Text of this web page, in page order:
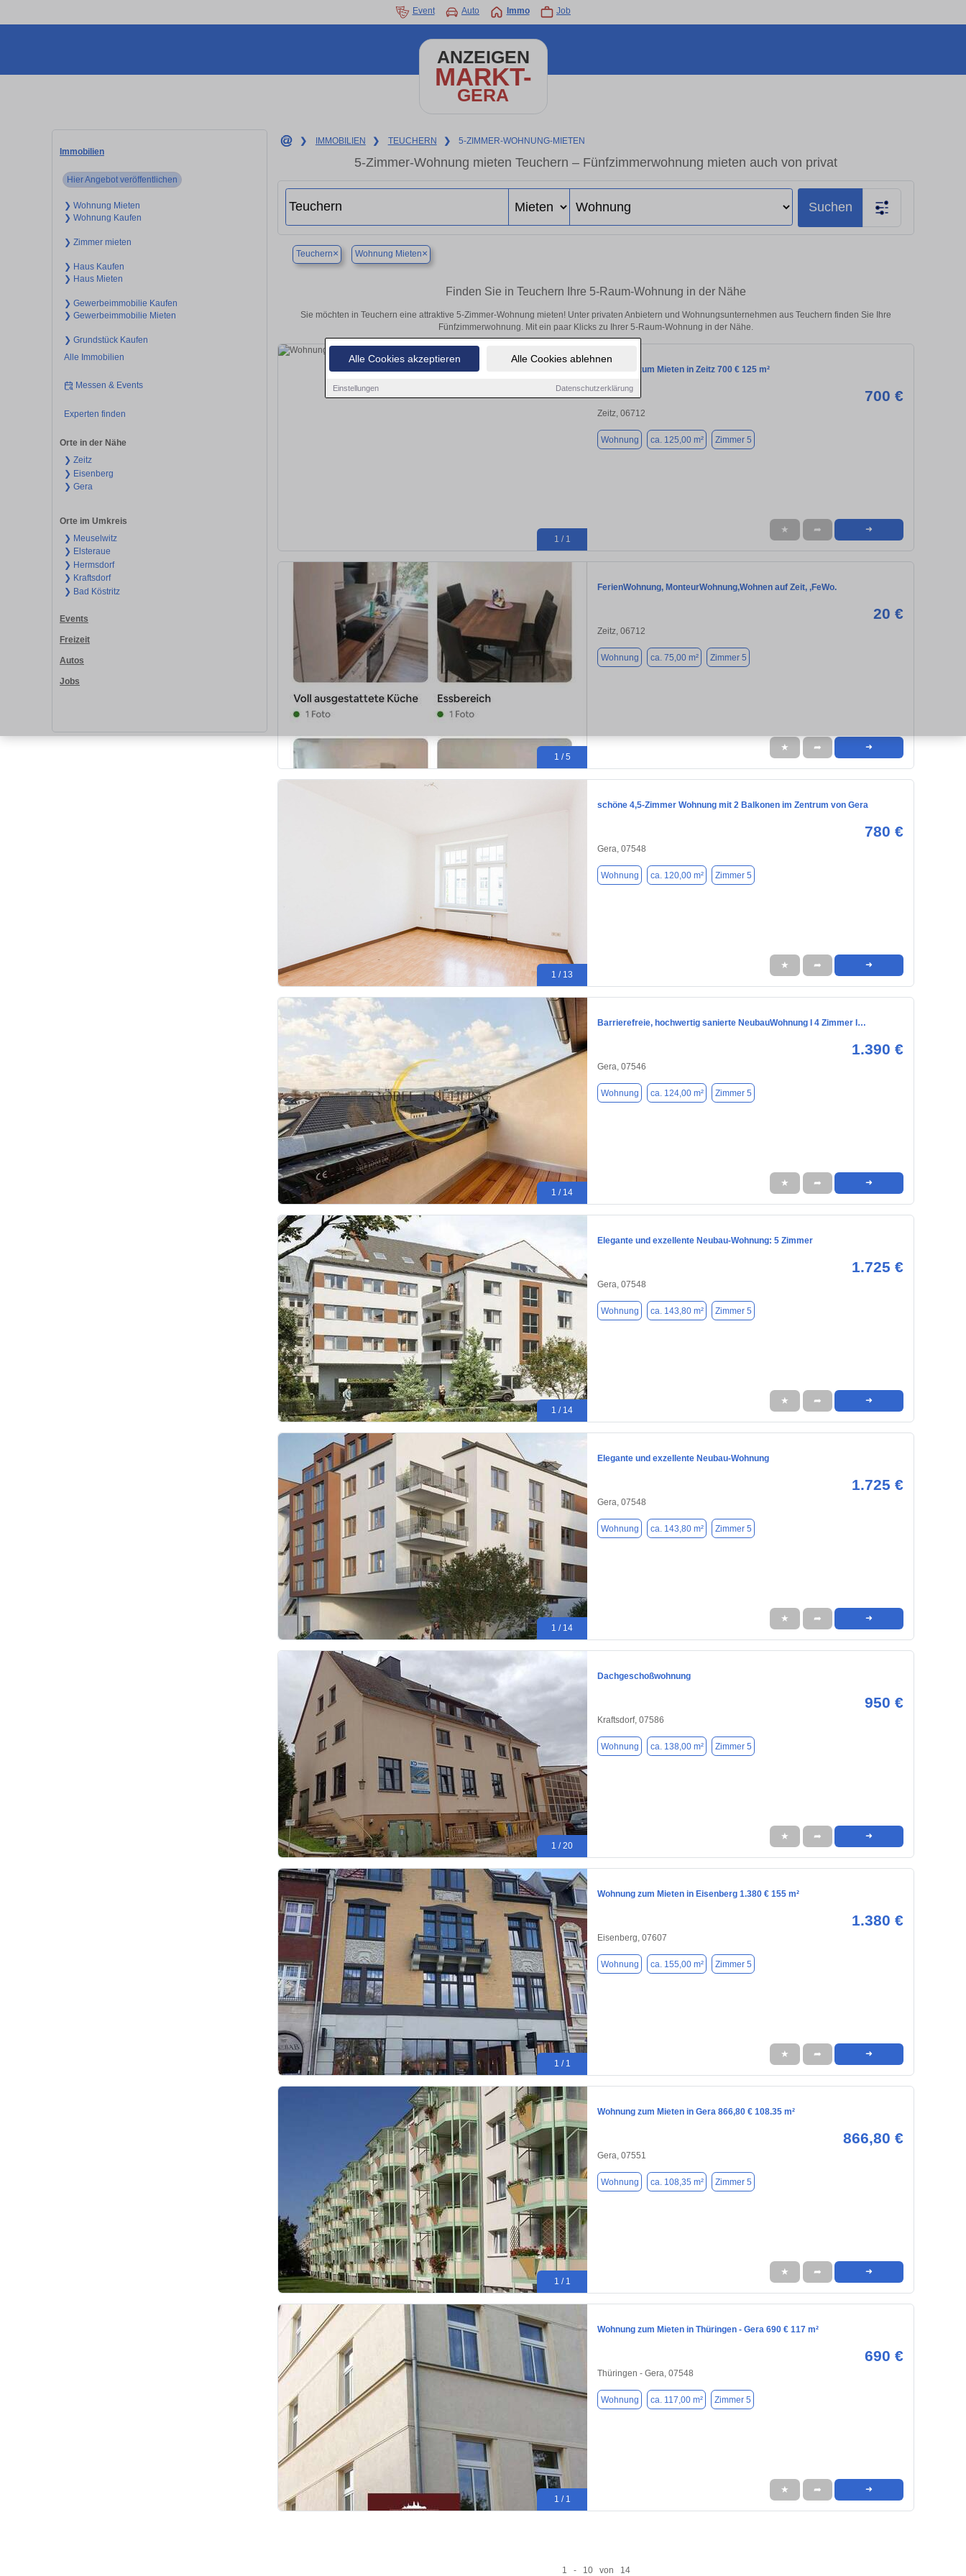
Alle Cookies akzeptieren Alle Cookies ablehnen
Einstellungen Datenschutzerklärung
Event Auto Immo Job
ANZEIGEN
MARKT-
GERA
Immobilien
Hier Angebot veröffentlichen
❯ Wohnung Mieten
❯ Wohnung Kaufen
❯ Zimmer mieten
❯ Haus Kaufen
❯ Haus Mieten
❯ Gewerbeimmobilie Kaufen
❯ Gewerbeimmobilie Mieten
❯ Grundstück Kaufen
Alle Immobilien
Messen & Events
Experten finden
Orte in der Nähe
❯ Zeitz
❯ Eisenberg
❯ Gera
Orte im Umkreis
❯ Meuselwitz
❯ Elsteraue
❯ Hermsdorf
❯ Kraftsdorf
❯ Bad Köstritz
Events
Freizeit
Autos
Jobs
❯ IMMOBILIEN ❯ TEUCHERN ❯ 5-ZIMMER-WOHNUNG-MIETEN
5-Zimmer-Wohnung mieten Teuchern – Fünfzimmerwohnung mieten auch von privat
Suchen
Teuchern× Wohnung Mieten×
Finden Sie in Teuchern Ihre 5-Raum-Wohnung in der Nähe
Sie möchten in Teuchern eine attraktive 5-Zimmer-Wohnung mieten! Unter privaten Anbietern und Wohnungsunternehmen aus Teuchern finden Sie Ihre
Fünfzimmerwohnung. Mit ein paar Klicks zu Ihrer 5-Raum-Wohnung in der Nähe.
1 / 1
Wohnung zum Mieten in Zeitz 700 € 125 m²
700 €
Zeitz, 06712
Wohnung ca. 125,00 m² Zimmer 5
★ ➦ ➜
1 / 5
FerienWohnung, MonteurWohnung,Wohnen auf Zeit, ,FeWo.
20 €
Zeitz, 06712
Wohnung ca. 75,00 m² Zimmer 5
★ ➦ ➜
1 / 13
schöne 4,5-Zimmer Wohnung mit 2 Balkonen im Zentrum von Gera
780 €
Gera, 07548
Wohnung ca. 120,00 m² Zimmer 5
★ ➦ ➜
1 / 14
Barrierefreie, hochwertig sanierte NeubauWohnung I 4 Zimmer I…
1.390 €
Gera, 07546
Wohnung ca. 124,00 m² Zimmer 5
★ ➦ ➜
1 / 14
Elegante und exzellente Neubau-Wohnung: 5 Zimmer
1.725 €
Gera, 07548
Wohnung ca. 143,80 m² Zimmer 5
★ ➦ ➜
1 / 14
Elegante und exzellente Neubau-Wohnung
1.725 €
Gera, 07548
Wohnung ca. 143,80 m² Zimmer 5
★ ➦ ➜
1 / 20
Dachgeschoßwohnung
950 €
Kraftsdorf, 07586
Wohnung ca. 138,00 m² Zimmer 5
★ ➦ ➜
1 / 1
Wohnung zum Mieten in Eisenberg 1.380 € 155 m²
1.380 €
Eisenberg, 07607
Wohnung ca. 155,00 m² Zimmer 5
★ ➦ ➜
1 / 1
Wohnung zum Mieten in Gera 866,80 € 108.35 m²
866,80 €
Gera, 07551
Wohnung ca. 108,35 m² Zimmer 5
★ ➦ ➜
1 / 1
Wohnung zum Mieten in Thüringen - Gera 690 € 117 m²
690 €
Thüringen - Gera, 07548
Wohnung ca. 117,00 m² Zimmer 5
★ ➦ ➜
1 - 10 von 14